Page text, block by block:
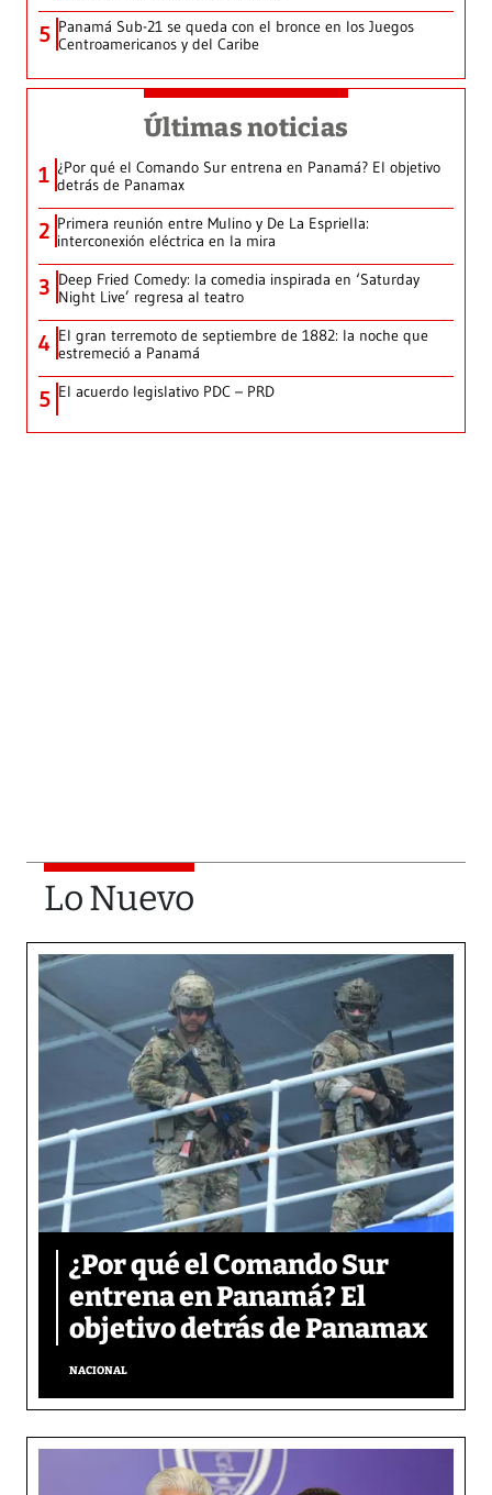
5 Panamá Sub-21 se queda con el bronce en los Juegos
Centroamericanos y del Caribe
Últimas noticias
1 ¿Por qué el Comando Sur entrena en Panamá? El objetivo
detrás de Panamax
2 Primera reunión entre Mulino y De La Espriella:
interconexión eléctrica en la mira
3 Deep Fried Comedy: la comedia inspirada en ‘Saturday
Night Live’ regresa al teatro
4 El gran terremoto de septiembre de 1882: la noche que
estremeció a Panamá
5 El acuerdo legislativo PDC – PRD
Lo Nuevo
¿Por qué el Comando Sur
entrena en Panamá? El
objetivo detrás de Panamax
NACIONAL